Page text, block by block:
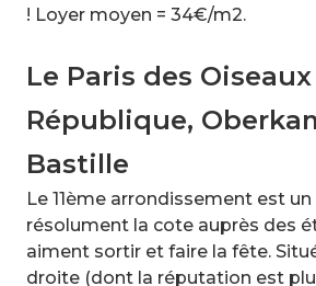
! Loyer moyen = 34€/m2.
Le Paris des
République,
Bastille
Le 11ème arrondissement est
résolument la cote auprès des
aiment sortir et faire la fête.
droite (dont la réputation est